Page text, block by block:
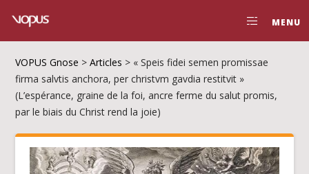
MENU
VOPUS Gnose >Articles > « Speis fidei semen promissae
firma salvtis anchora, per christvm gavdia restitvit »
(L’espérance, graine de la foi, ancre ferme du salut promis,
par le biais du Christ rend la joie)